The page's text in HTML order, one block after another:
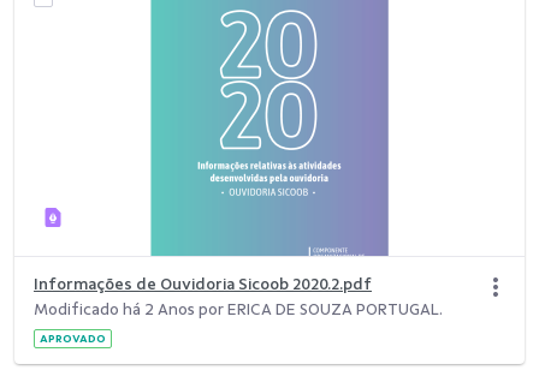
Informações de Ouvidoria Sicoob 2020.2.pdf
Modificado há 2 Anos por ERICA DE SOUZA PORTUGAL.
APROVADO